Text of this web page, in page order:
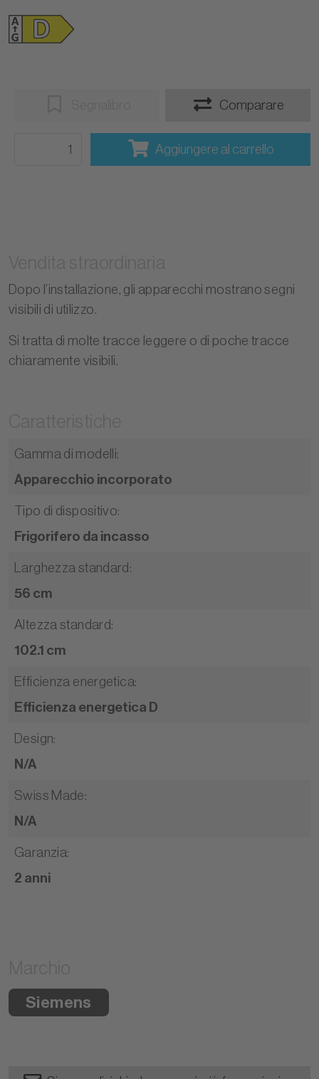
Comparare
Aggiungere al carrello
Dopo l’installazione, gli apparecchi mostrano segni
visibili di utilizzo.
Si tratta di molte tracce leggere o di poche tracce
chiaramente visibili.
Gamma di modelli:
Apparecchio incorporato
Tipo di dispositivo:
Frigorifero da incasso
Larghezza standard :
56 cm
Altezza standard:
102.1 cm
Efficienza energetica:
Efficienza energetica D
Design:
N/A
Swiss Made:
N/A
Garanzia:
2 anni
Siemens